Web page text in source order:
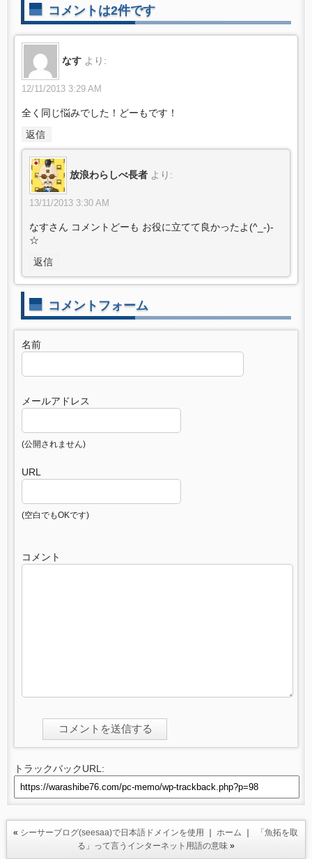
コメントは2件です
なす より:
12/11/2013 3:29 AM
全く同じ悩みでした！どーもです！
返信
放浪わらしべ長者 より:
13/11/2013 3:30 AM
なすさん コメントどーも お役に立てて良かったよ(^_-)-
☆
返信
コメントフォーム
名前
メールアドレス
(公開されません)
URL
(空白でもOKです)
コメント
トラックバックURL:
« シーサーブログ(seesaa)で日本語ドメインを使用 ｜ ホーム ｜
「魚拓を取
る」って言うインターネット用語の意味»